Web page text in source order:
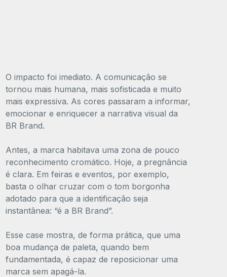
O impacto foi imediato. A comunicação se
tornou mais humana, mais sofisticada e muito
mais expressiva. As cores passaram a informar,
emocionar e enriquecer a narrativa visual da
BR Brand.
Antes, a marca habitava uma zona de pouco
reconhecimento cromático. Hoje, a pregnância
é clara. Em feiras e eventos, por exemplo,
basta o olhar cruzar com o tom borgonha
adotado para que a identificação seja
instantânea: “é a BR Brand”.
Esse case mostra, de forma prática, que uma
boa mudança de paleta, quando bem
fundamentada, é capaz de reposicionar uma
marca sem apagá-la.